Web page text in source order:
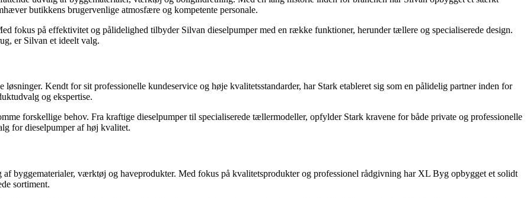
butikkens brugervenlige atmosfære og kompetente personale.
fokus på effektivitet og pålidelighed tilbyder Silvan dieselpumper med en række funktioner, herunder tællere og specialiserede design.
er Silvan et ideelt valg.
Kendt for sit professionelle kundeservice og høje kvalitetsstandarder, har Stark etableret sig som en pålidelig partner inden for
og ekspertise.
forskellige behov. Fra kraftige dieselpumper til specialiserede tællermodeller, opfylder Stark kravene for både private og professionelle
for dieselpumper af høj kvalitet.
byggematerialer, værktøj og haveprodukter. Med fokus på kvalitetsprodukter og professionel rådgivning har XL Byg opbygget et solidt
sortiment.